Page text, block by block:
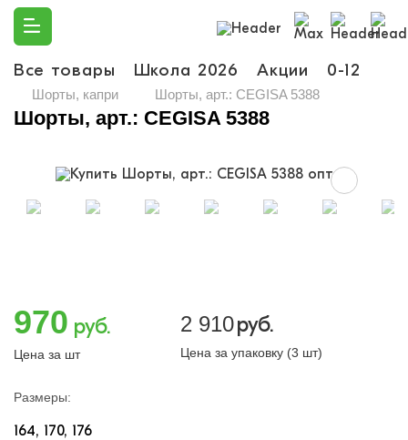
Все товары Школа 2026 Акции 0-12
Шорты, капри Шорты, арт.: CEGISA 5388
Шорты, арт.: CEGISA 5388
970 руб.
Цена за шт
2 910руб.
Цена за упаковку (3 шт)
Размеры:
164 170 176